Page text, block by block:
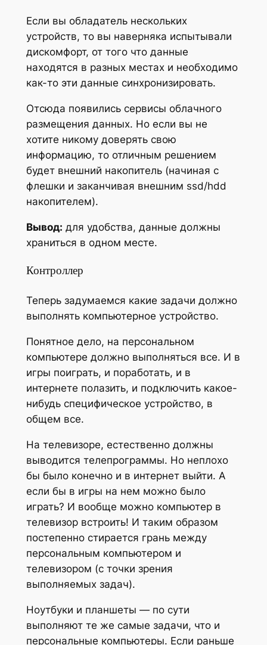
Если вы обладатель нескольких
устройств, то вы наверняка испытывали
дискомфорт, от того что данные
находятся в разных местах и необходимо
как-то эти данные синхронизировать.
Отсюда появились сервисы облачного
размещения данных. Но если вы не
хотите никому доверять свою
информацию, то отличным решением
будет внешний накопитель (начиная с
флешки и заканчивая внешним ssd/hdd
накопителем).
Вывод: для удобства, данные должны
храниться в одном месте.
Контроллер
Теперь задумаемся какие задачи должно
выполнять компьютерное устройство.
Понятное дело, на персональном
компьютере должно выполняться все. И в
игры поиграть, и поработать, и в
интернете полазить, и подключить какое-
нибудь специфическое устройство, в
общем все.
На телевизоре, естественно должны
выводится телепрограммы. Но неплохо
бы было конечно и в интернет выйти. А
если бы в игры на нем можно было
играть? И вообще можно компьютер в
телевизор встроить! И таким образом
постепенно стирается грань между
персональным компьютером и
телевизором (с точки зрения
выполняемых задач).
Ноутбуки и планшеты — по сути
выполняют те же самые задачи, что и
персональные компьютеры. Если раньше